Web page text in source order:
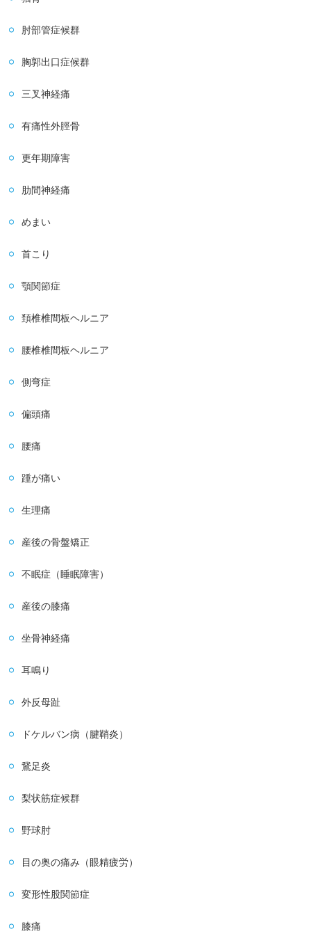
肘部管症候群
胸郭出口症候群
三叉神経痛
有痛性外脛骨
更年期障害
肋間神経痛
めまい
首こり
顎関節症
頚椎椎間板ヘルニア
腰椎椎間板ヘルニア
側弯症
偏頭痛
腰痛
踵が痛い
生理痛
産後の骨盤矯正
不眠症（睡眠障害）
産後の膝痛
坐骨神経痛
耳鳴り
外反母趾
ドケルバン病（腱鞘炎）
鵞足炎
梨状筋症候群
野球肘
目の奥の痛み（眼精疲労）
変形性股関節症
膝痛